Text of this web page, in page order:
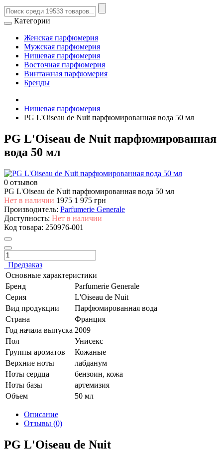
Категории
Женская парфюмерия
Мужская парфюмерия
Нишевая парфюмерия
Восточная парфюмерия
Винтажная парфюмерия
Бренды
Нишевая парфюмерия
PG L'Oiseau de Nuit парфюмированная вода 50 мл
PG L'Oiseau de Nuit парфюмированная
вода 50 мл
0 отзывов
PG L'Oiseau de Nuit парфюмированная вода 50 мл
Нет в наличии 1975 1 975 грн
Производитель: Parfumerie Generale
Доступность: Нет в наличии
Код товара: 250976-001
Предзаказ
Основные характеристики
Бренд
Parfumerie Generale
Серия
L'Oiseau de Nuit
Вид продукции
Парфюмированная вода
Страна
Франция
Год начала выпуска 2009
Пол
Унисекс
Группы ароматов
Кожаные
Верхние ноты
лабданум
Ноты сердца
бензоин, кожа
Ноты базы
артемизия
Объем
50 мл
Описание
Отзывы (0)
PG L'Oiseau de Nuit